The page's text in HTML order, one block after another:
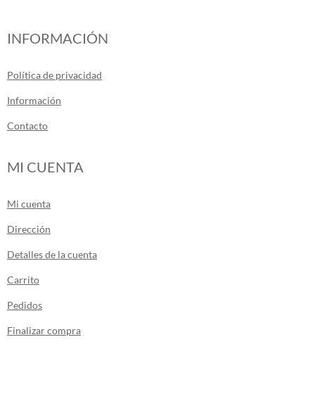
INFORMACIÓN
Política de privacidad
Información
Contacto
MI CUENTA
Mi cuenta
Dirección
Detalles de la cuenta
Carrito
Pedidos
Finalizar compra